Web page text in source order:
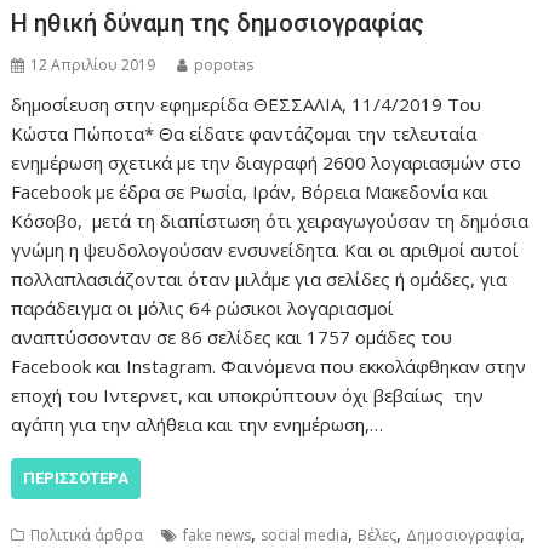
Η ηθική δύναμη της δημοσιογραφίας
12 Απριλίου 2019 popotas
δημοσίευση στην εφημερίδα ΘΕΣΣΑΛΙΑ, 11/4/2019 Του
Κώστα Πώποτα* Θα είδατε φαντάζομαι την τελευταία
ενημέρωση σχετικά με την διαγραφή 2600 λογαριασμών στο
Facebook με έδρα σε Ρωσία, Ιράν, Βόρεια Μακεδονία και
Κόσοβο, μετά τη διαπίστωση ότι χειραγωγούσαν τη δημόσια
γνώμη η ψευδολογούσαν ενσυνείδητα. Και οι αριθμοί αυτοί
πολλαπλασιάζονται όταν μιλάμε για σελίδες ή ομάδες, για
παράδειγμα οι μόλις 64 ρώσικοι λογαριασμοί
αναπτύσσονταν σε 86 σελίδες και 1757 ομάδες του
Facebook και Instagram. Φαινόμενα που εκκολάφθηκαν στην
εποχή του Ιντερνετ, και υποκρύπτουν όχι βεβαίως την
αγάπη για την αλήθεια και την ενημέρωση,…
ΠΕΡΙΣΣΌΤΕΡΑ
Πολιτικά άρθρα fake news, social media, Βέλες, Δημοσιογραφία,